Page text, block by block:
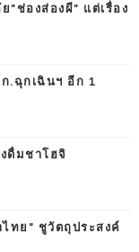
"ช่องส่องผี" แต่เรื่อง
.ฉุกเฉินฯ อีก 1
ดื่มชาโฮจิ
ทย" ชูวัตถุประสงค์